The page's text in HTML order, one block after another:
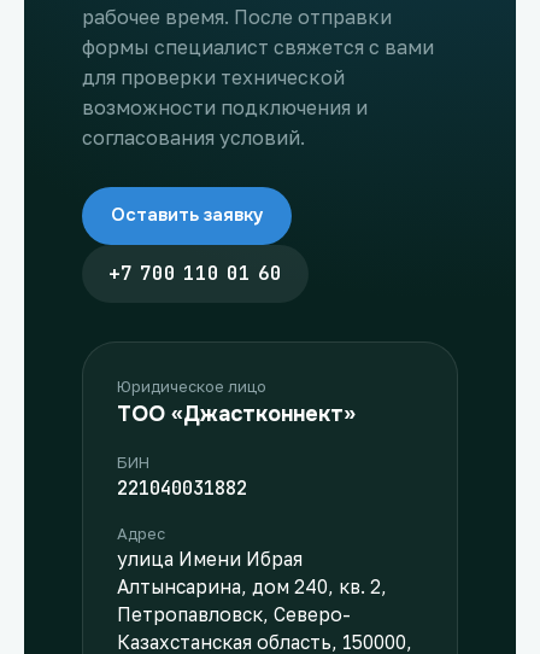
рабочее время. После отправки
формы специалист свяжется с вами
для проверки технической
возможности подключения и
согласования условий.
Оставить заявку
+7 700 110 01 60
Юридическое лицо
ТОО «Джастконнект»
БИН
221040031882
Адрес
улица Имени Ибрая
Алтынсарина, дом 240, кв. 2,
Петропавловск, Северо-
Казахстанская область, 150000,